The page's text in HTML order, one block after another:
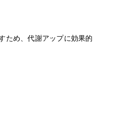
ため、代謝アップに効果的